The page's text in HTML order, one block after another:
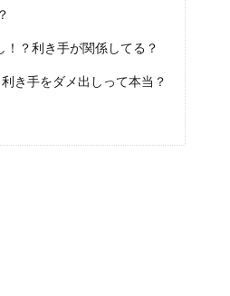
？利き手が関係してる？
き手をダメ出しって本当？